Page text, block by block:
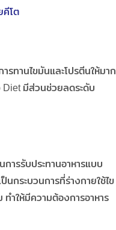
คีโต
รทานไขมันและโปรตีนให้มาก
Diet มีส่วนช่วยลดระดับ
ารรับประทานอาหารแบบ
นกระบวนการที่ร่างกายใช้ไข
ำให้มีความต้องการอาหาร